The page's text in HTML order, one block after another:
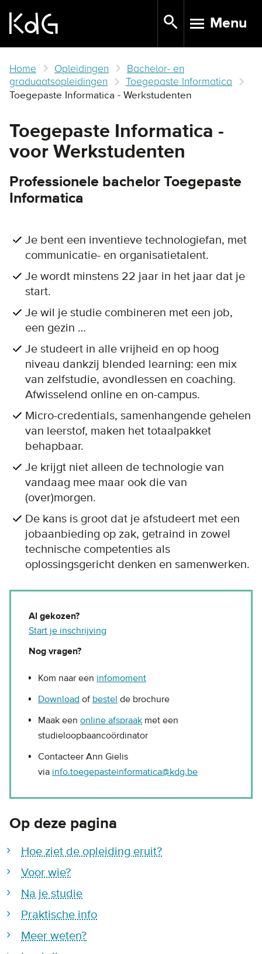
main
TOGGLE
Menu
Home Opleidingen
Bachelor- en
graduaatsopleidingen
Toegepaste Informatica
Toegepaste Informatica - Werkstudenten
Toegepaste Informatica -
voor Werkstudenten
Professionele bachelor Toegepaste
Informatica
Je bent een inventieve technologiefan, met
communicatie- en organisatietalent.
Je wordt minstens 22 jaar in het jaar dat je
start.
Je wil je studie combineren met een job,
een gezin …
Je studeert in alle vrijheid en op hoog
niveau dankzij blended learning: een mix
van zelfstudie, avondlessen en coaching.
Afwisselend online en on-campus.
Micro-credentials, samenhangende gehelen
van leerstof, maken het totaalpakket
behapbaar.
Je krijgt niet alleen de technologie van
vandaag mee maar ook die van
(over)morgen.
De kans is groot dat je afstudeert met een
jobaanbieding op zak, getraind in zowel
technische competenties als
oplossingsgericht denken en samenwerken.
Al gekozen?
Start je inschrijving
Nog vragen?
Kom naar een infomoment
Download of bestel de brochure
Maak een online afspraak met een
studieloopbaancoördinator
Contacteer Ann Gielis
via info.toegepasteinformatica@kdg.be
Op deze pagina
Hoe ziet de opleiding eruit?
Voor wie?
Na je studie
Praktische info
Meer weten?